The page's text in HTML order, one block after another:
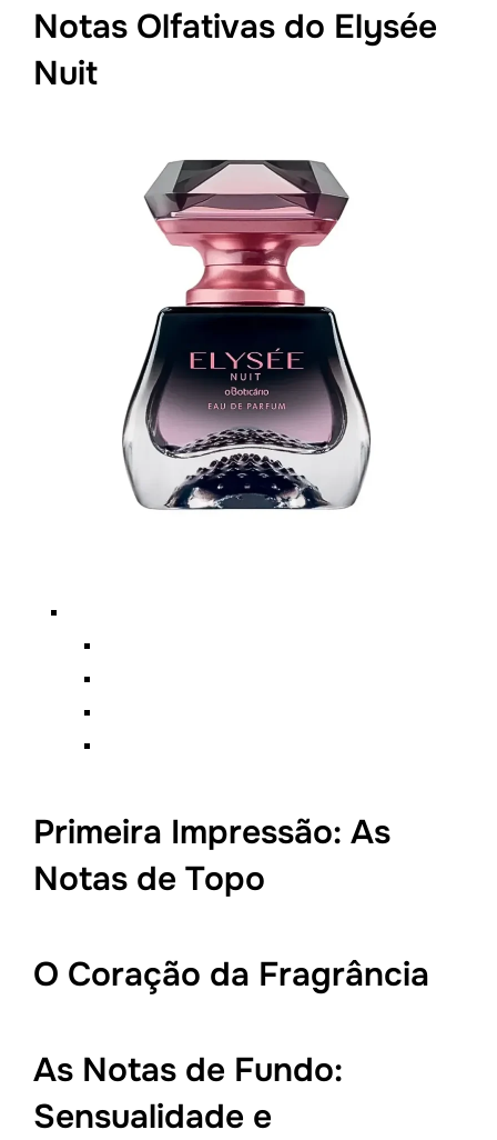
Notas Olfativas do Elysée
Nuit
Primeira Impressão: As
Notas de Topo
O Coração da Fragrância
As Notas de Fundo:
Sensualidade e